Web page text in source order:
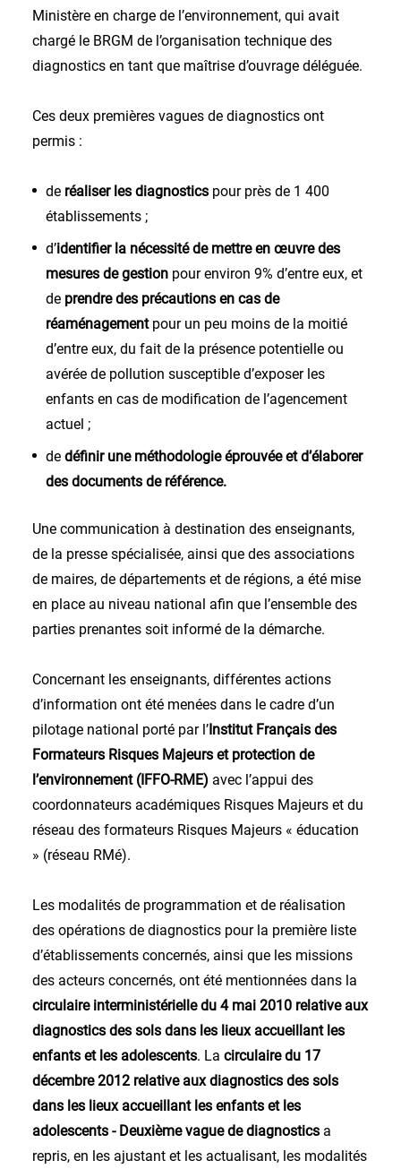
Ministère en charge de l’environnement, qui avait
chargé le BRGM de l’organisation technique des
diagnostics en tant que maîtrise d’ouvrage déléguée.
Ces deux premières vagues de diagnostics ont
permis :
de réaliser les diagnostics pour près de 1 400
établissements ;
d’identifier la nécessité de mettre en œuvre des
mesures de gestion pour environ 9% d’entre eux, et
de prendre des précautions en cas de
réaménagementpour un peu moins de la moitié
d’entre eux, du fait de la présence potentielle ou
avérée de pollution susceptible d’exposer les
enfants en cas de modification de l’agencement
actuel ;
de définir une méthodologie éprouvée et d’élaborer
des documents de référence.
Une communication à destination des enseignants,
de la presse spécialisée, ainsi que des associations
de maires, de départements et de régions, a été mise
en place au niveau national afin que l’ensemble des
parties prenantes soit informé de la démarche.
Concernant les enseignants, différentes actions
d’information ont été menées dans le cadre d’un
pilotage national porté par l’ Institut Français des
Formateurs Risques Majeurs et protection de
l’environnement (IFFO-RME) avec l’appui des
coordonnateurs académiques Risques Majeurs et du
réseau des formateurs Risques Majeurs « éducation
» (réseau RMé).
Les modalités de programmation et de réalisation
des opérations de diagnostics pour la première liste
d’établissements concernés, ainsi que les missions
des acteurs concernés, ont été mentionnées dans la
circulaire interministérielle du 4 mai 2010 relative aux
diagnostics des sols dans les lieux accueillant les
enfants et les adolescents. La circulaire du 17
décembre 2012 relative aux diagnostics des sols
dans les lieux accueillant les enfants et les
adolescents - Deuxième vague de diagnostics a
repris, en les ajustant et les actualisant, les modalités